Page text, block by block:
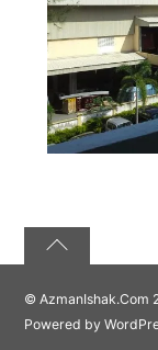
©AzmanIshak.Com
Powered by